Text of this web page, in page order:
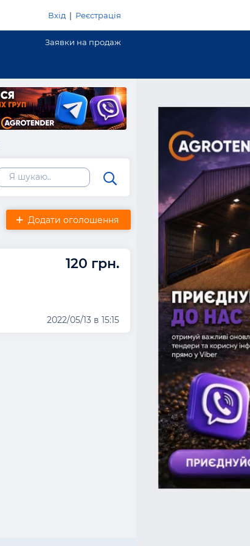
Вхід | Реєстрація
Заявки на продаж
Додати оголошення
120 грн.
2022/05/13 в 15:15